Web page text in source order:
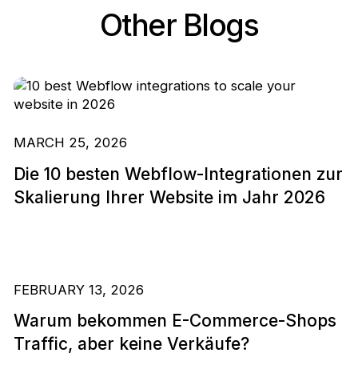
Other Blogs
MARCH 25, 2026
Die 10 besten Webflow-Integrationen zur
Skalierung Ihrer Website im Jahr 2026
FEBRUARY 13, 2026
Warum bekommen E-Commerce-Shops
Traffic, aber keine Verkäufe?